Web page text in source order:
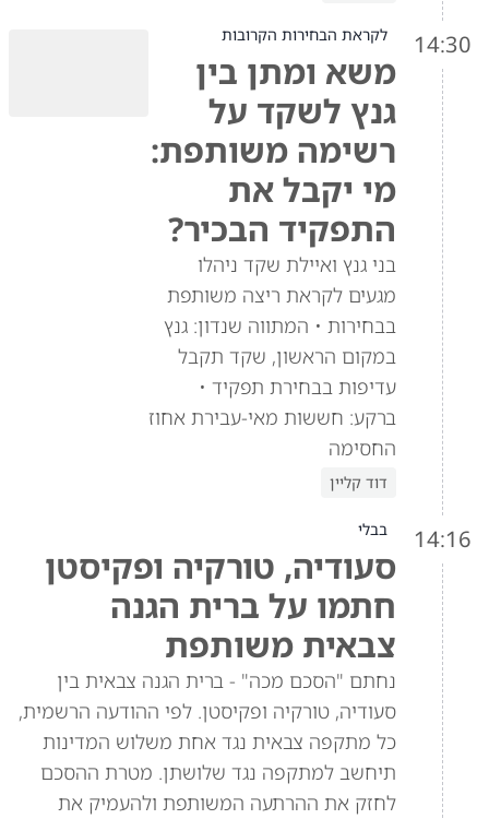
14:30 לקראת הבחירות הקרובות
משא ומתן בין
גנץ לשקד על
רשימה משותפת:
מי יקבל את
התפקיד הבכיר?
בני גנץ ואיילת שקד ניהלו
מגעים לקראת ריצה משותפת
בבחירות • המתווה שנדון: גנץ
במקום הראשון, שקד תקבל
עדיפות בבחירת תפקיד •
ברקע: חששות מאי-עבירת אחוז
החסימה
דוד קליין
14:16 בבלי
סעודיה, טורקיה ופקיסטן
חתמו על ברית הגנה
צבאית משותפת
נחתם "הסכם מכה" - ברית הגנה צבאית בין
סעודיה, טורקיה ופקיסטן. לפי ההודעה הרשמית,
כל מתקפה צבאית נגד אחת משלוש המדינות
תיחשב למתקפה נגד שלושתן. מטרת ההסכם
לחזק את ההרתעה המשותפת ולהעמיק את